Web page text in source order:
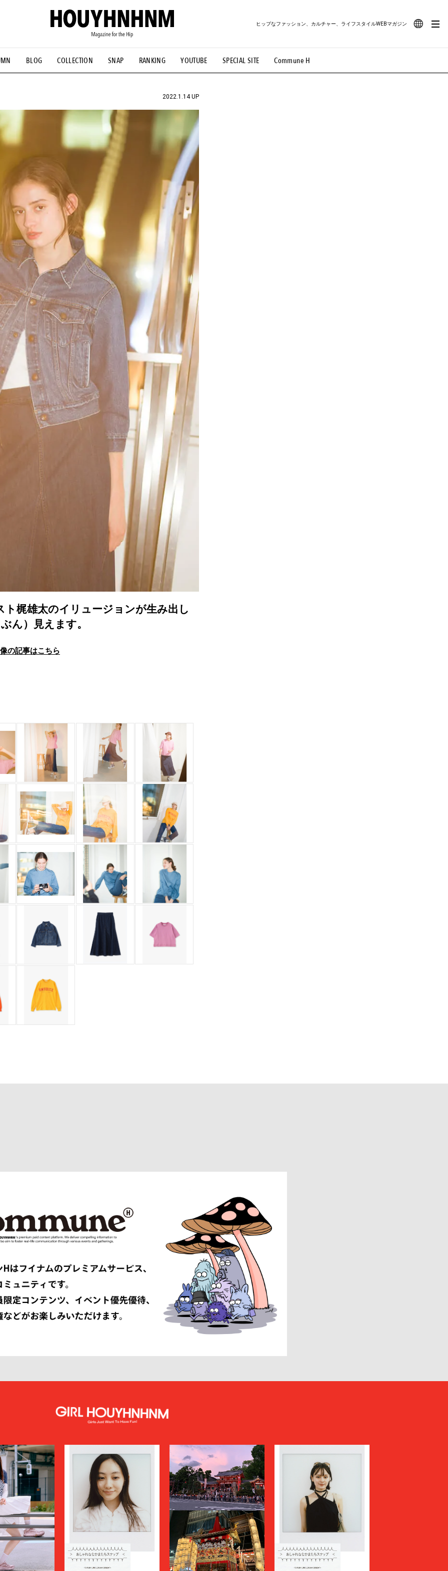
BLOG COLLECTION SNAP RANKING YOUTUBE SPECIAL SITE Commune H
ヒップなファッション、カルチャー、ライフスタイルWEBマガジン
#古着サミット #NEW VINTAGE #マイナーグッド図鑑 #路地裏てぃーん。 #MONTHLY JOURNAL
#FOCUS IT #AH.H #ととけん #FASHION #MUSIC #MOVIE #LIFESTYLE #SNEAKER #OUTDOOR
2022.1.14 UP
ト梶雄太のイリュージョンが生み出し
ん）見えます。
の記事はこちら